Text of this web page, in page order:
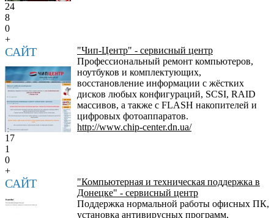
24
8
0
+
САЙТ
"Чип-Центр" - сервисный центр
Профессиональный ремонт компьютеров,
ноутбуков и комплектующих,
восстановление информации с жёстких
дисков любых конфигураций, SCSI, RAID
массивов, а также с FLASH накопителей и
цифровых фотоаппаратов.
http://www.chip-center.dn.ua/
17
1
0
+
САЙТ
"Компьютерная и техническая поддержка в
Донецке" - сервисный центр
Поддержка нормальной работы офисных ПК,
установка антивирусных программ,